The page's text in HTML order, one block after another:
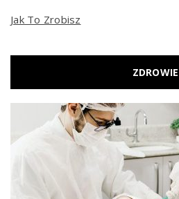
Jak To Zrobisz
ZDROWIE